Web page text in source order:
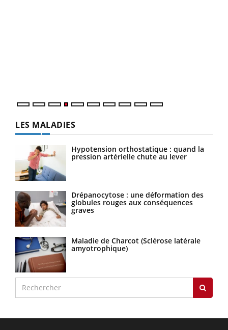
LES MALADIES
Hypotension orthostatique : quand la
pression artérielle chute au lever
Drépanocytose : une déformation des
globules rouges aux conséquences
graves
Maladie de Charcot (Sclérose latérale
amyotrophique)